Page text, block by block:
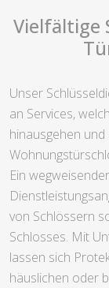
Vielfältige
Unser
an Services,
hinausgehen
Ein
von Schlössern
Schlosses. Mit
lassen sich
häuslichen oder